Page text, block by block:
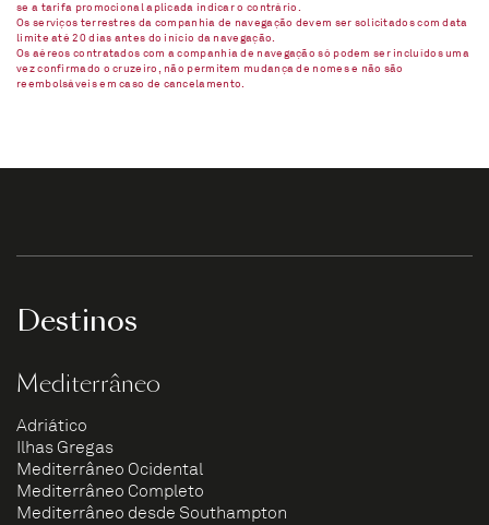
se a tarifa promocional aplicada indicar o contrário.
Os serviços terrestres da companhia de navegação devem ser solicitados com data
limite até 20 dias antes do início da navegação.
Os aéreos contratados com a companhia de navegação só podem ser incluídos uma
vez confirmado o cruzeiro, não permitem mudança de nomes e não são
reembolsáveis em caso de cancelamento.​
Destinos
Mediterrâneo
Adriático
Ilhas Gregas
Mediterrâneo Ocidental
Mediterrâneo Completo
Mediterrâneo desde Southampton